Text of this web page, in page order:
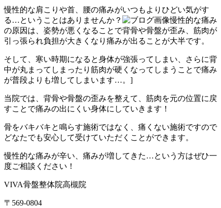
慢性的な肩こりや首、腰の痛みがいつもよりひどい気がす
る…ということはありませんか？
慢性的な痛み
の原因は、姿勢が悪くなることで背骨や骨盤が歪み、筋肉が
引っ張られ負担が大きくなり痛みが出ることが大半です。
そして、寒い時期になると身体が強張ってしまい、さらに背
中が丸まってしまったり筋肉が硬くなってしまうことで痛み
が普段よりも増してしまいます…。]
当院では、背骨や骨盤の歪みを整えて、筋肉を元の位置に戻
すことで痛みの出にくい身体にしていきます！
骨をバキバキと鳴らす施術ではなく、痛くない施術ですので
どなたでも安心して受けていただくことができます。
慢性的な痛みが辛い、痛みが増してきた…という方はぜひ一
度ご相談ください！
VIVA骨盤整体院高槻院
〒569-0804